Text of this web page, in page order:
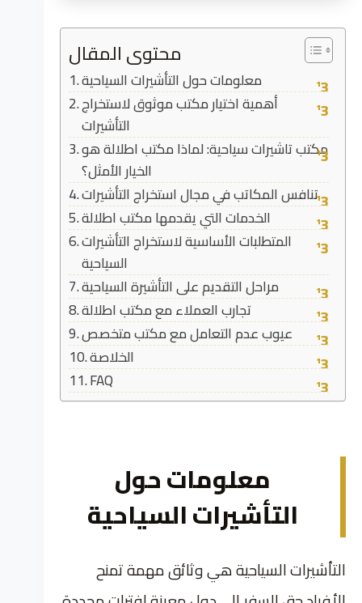
محتوى المقال
معلومات حول التأشيرات السياحية
أهمية اختيار مكتب موثوق لاستخراج
التأشيرات
مكتب تاشيرات سياحية: لماذا مكتب اطلالة هو
الخيار الأمثل؟
تنافس المكاتب في مجال استخراج التأشيرات
الخدمات التي يقدمها مكتب اطلالة
المتطلبات الأساسية لاستخراج التأشيرات
السياحية
مراحل التقديم على التأشيرة السياحية
تجارب العملاء مع مكتب اطلالة
عيوب عدم التعامل مع مكتب متخصص
الخلاصة
FAQ
معلومات حول
التأشيرات السياحية
التأشيرات السياحية هي وثائق مهمة تمنح